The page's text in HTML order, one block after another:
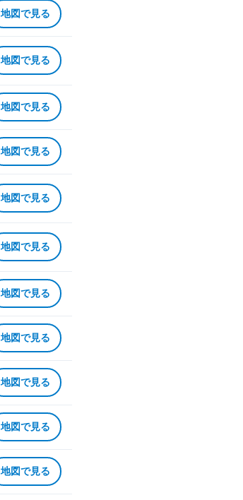
地図で見る
地図で見る
地図で見る
地図で見る
地図で見る
地図で見る
地図で見る
地図で見る
地図で見る
地図で見る
地図で見る